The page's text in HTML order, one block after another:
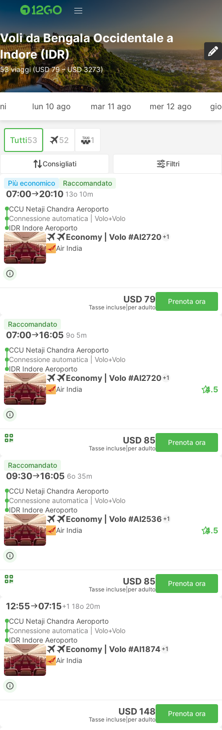
Voli da Bengala Occidentale a
Indore (IDR)
53 viaggi (USD 79 – USD 3273)
lun 10 ago mar 11 ago mer 12 ago
Tutti53 52 1
Consigliati Filtri
Più economico Raccomandato
07:00 20:10 13o 10m
CCU Netaji Chandra Aeroporto
Connessione automatica | Volo+Volo
IDR Indore Aeroporto
Economy | Volo #AI2720 +1
Air India
USD 79
Tasse incluse per adulto
Prenota ora
Raccomandato
07:00 16:05 9o 5m
CCU Netaji Chandra Aeroporto
Connessione automatica | Volo+Volo
IDR Indore Aeroporto
Economy | Volo #AI2720 +1
Air India 4.5
USD 85
Tasse incluse per adulto
Prenota ora
Raccomandato
09:30 16:05 6o 35m
CCU Netaji Chandra Aeroporto
Connessione automatica | Volo+Volo
IDR Indore Aeroporto
Economy | Volo #AI2536 +1
Air India 4.5
USD 85
Tasse incluse per adulto
Prenota ora
12:55 07:15+1 18o 20m
CCU Netaji Chandra Aeroporto
Connessione automatica | Volo+Volo
IDR Indore Aeroporto
Economy | Volo #AI1874 +1
Air India
USD 148
Tasse incluse per adulto
Prenota ora